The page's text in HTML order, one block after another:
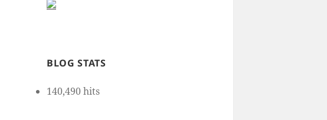
BLOG STATS
140,490 hits